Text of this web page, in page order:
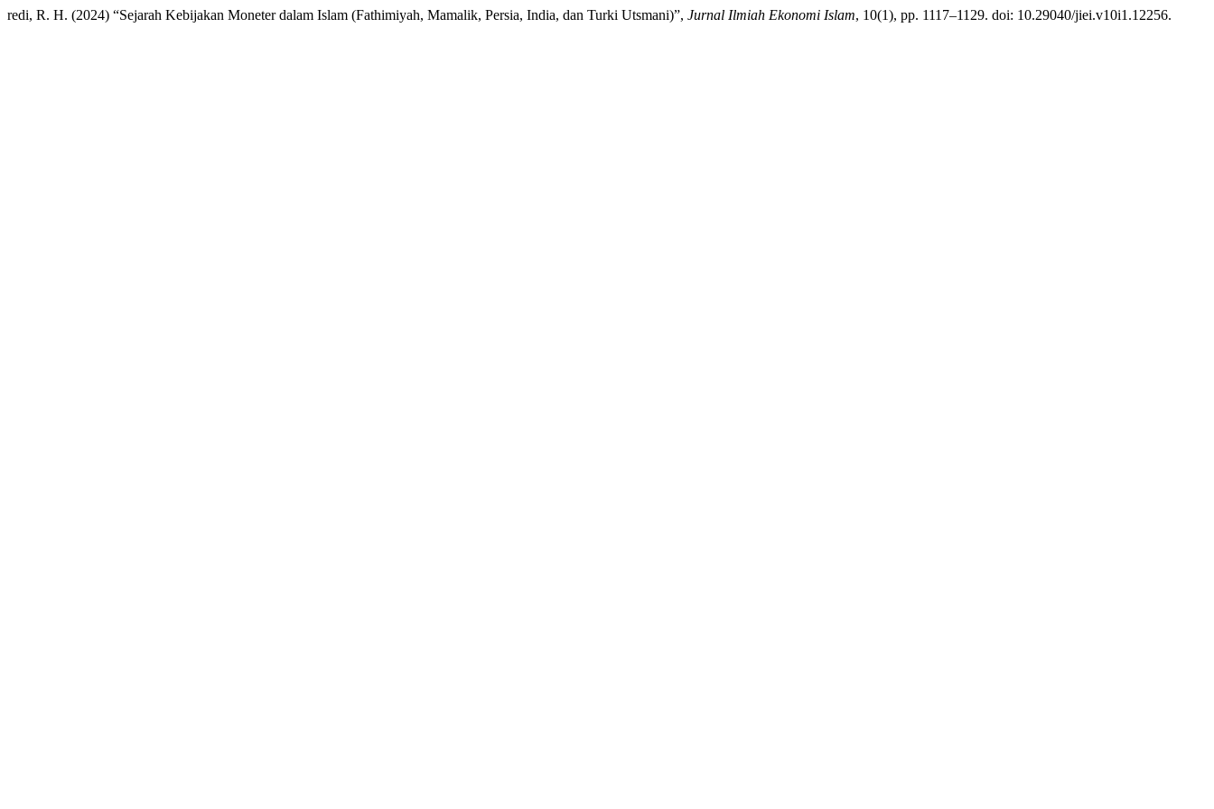
redi, R. H. (2024) “Sejarah Kebijakan Moneter dalam Islam (Fathimiyah, Mamalik, Persia, India, dan Turki Utsmani)”, Jurnal Ilmiah Ekonomi Islam, 10(1), pp. 1117–1129. doi: 10.29040/jiei.v10i1.12256.